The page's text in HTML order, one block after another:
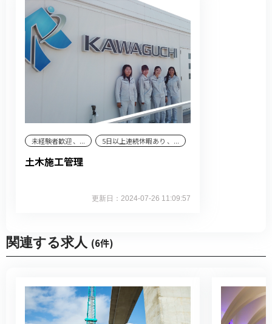
未経験者歓迎 、... 5日以上連続休暇あり 、...
土木施工管理
更新日：2024-07-26 11:09:57
関連する求人 (6件)